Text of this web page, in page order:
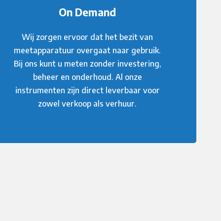
On Demand
Wij zorgen ervoor dat het bezit van
meetapparatuur overgaat naar gebruik.
Bij ons kunt u meten zonder investering,
beheer en onderhoud. Al onze
instrumenten zijn direct leverbaar voor
zowel verkoop als verhuur.